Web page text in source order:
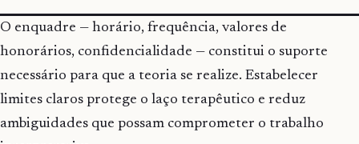
O enquadre — horário, frequência, valores de
honorários, confidencialidade — constitui o suporte
necessário para que a teoria se realize. Estabelecer
limites claros protege o laço terapêutico e reduz
ambiguidades que possam comprometer o trabalho